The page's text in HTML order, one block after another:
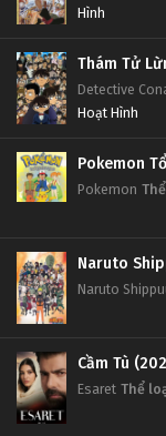
Hình
Thám Tử
Detective
Hoạt Hình
Pokemon
Pokemon
Naruto
Naruto
Cầm Tù
Esaret Thể